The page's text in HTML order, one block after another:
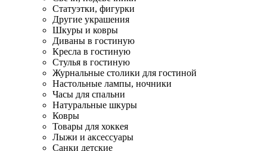
Статуэтки, фигурки
Другие украшения
Шкуры и ковры
Диваны в гостиную
Кресла в гостиную
Стулья в гостиную
Журнальные столики для гостиной
Настольные лампы, ночники
Часы для спальни
Натуральные шкуры
Ковры
Товары для хоккея
Лыжи и аксессуары
Санки детские